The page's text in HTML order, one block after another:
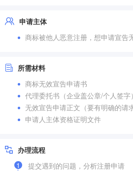
申请主体
商标被他人恶意注册，想申请宣告
所需材料
商标无效宣告申请书
代理委托书（企业盖公章/个人签字）
无效宣告申请正文（要有明确的请
申请人主体资格证明文件
办理流程
1
提交遇到的问题，分析注册申请